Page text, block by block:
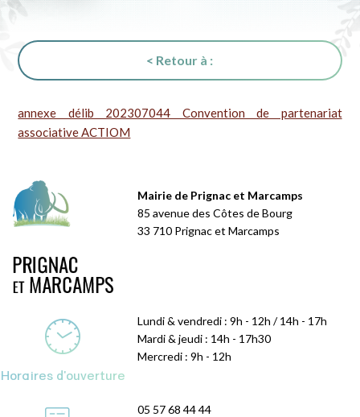
< Retour à :
annexe délib 202307044 Convention de partenariat
associative ACTIOM
Mairie de Prignac et Marcamps
85 avenue des Côtes de Bourg
33 710 Prignac et Marcamps
Horaires d'ouverture
Lundi & vendredi : 9h - 12h / 14h - 17h
Mardi & jeudi : 14h - 17h30
Mercredi : 9h - 12h
05 57 68 44 44